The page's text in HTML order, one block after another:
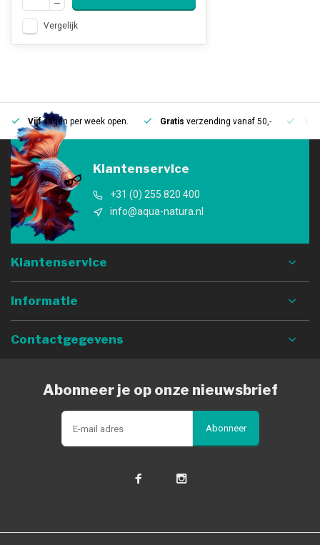
Vergelijk
Vijfdagen per week open. Gratis verzending vanaf 50,-
Klantenservice
+31 (0) 255 820 400
info@aqua-natura.nl
Klantenservice
Informatie
Contactgegevens
Abonneer je op onze nieuwsbrief
Abonneer